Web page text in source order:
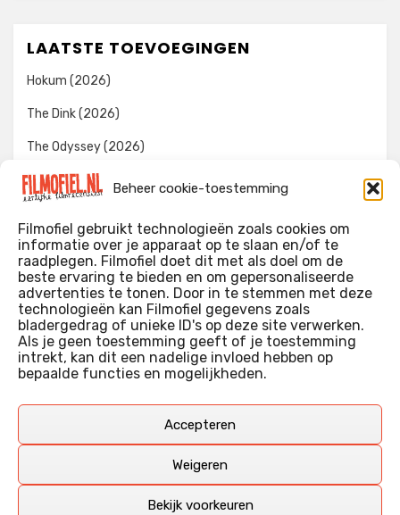
Beheer cookie-toestemming
Filmofiel gebruikt technologieën zoals cookies om
informatie over je apparaat op te slaan en/of te
raadplegen. Filmofiel doet dit met als doel om de
beste ervaring te bieden en om gepersonaliseerde
advertenties te tonen. Door in te stemmen met deze
technologieën kan Filmofiel gegevens zoals
bladergedrag of unieke ID's op deze site verwerken.
Als je geen toestemming geeft of je toestemming
intrekt, kan dit een nadelige invloed hebben op
bepaalde functies en mogelijkheden.
Accepteren
Weigeren
Bekijk voorkeuren
LAATSTE TOEVOEGINGEN
Hokum (2026)
The Dink (2026)
The Odyssey (2026)
Evil Dead Burn (2026)
WIE IK BEN…?
Ik ben ooit begonnen met m’n recensies omdat ik zoveel
films keek dat ik af en toe niet meer wist welke ik nu wel of
niet gezien had. Ik ben een filmliefhebber, heb als hobby nog
erg lang in een videotheek gewerkt, en heb als coproducent
Deze recensies zijn dan ook vooral vrij pretentieloze
aangevuld met een groeiende kennis over de kunde én de
kunst van het maken van film.